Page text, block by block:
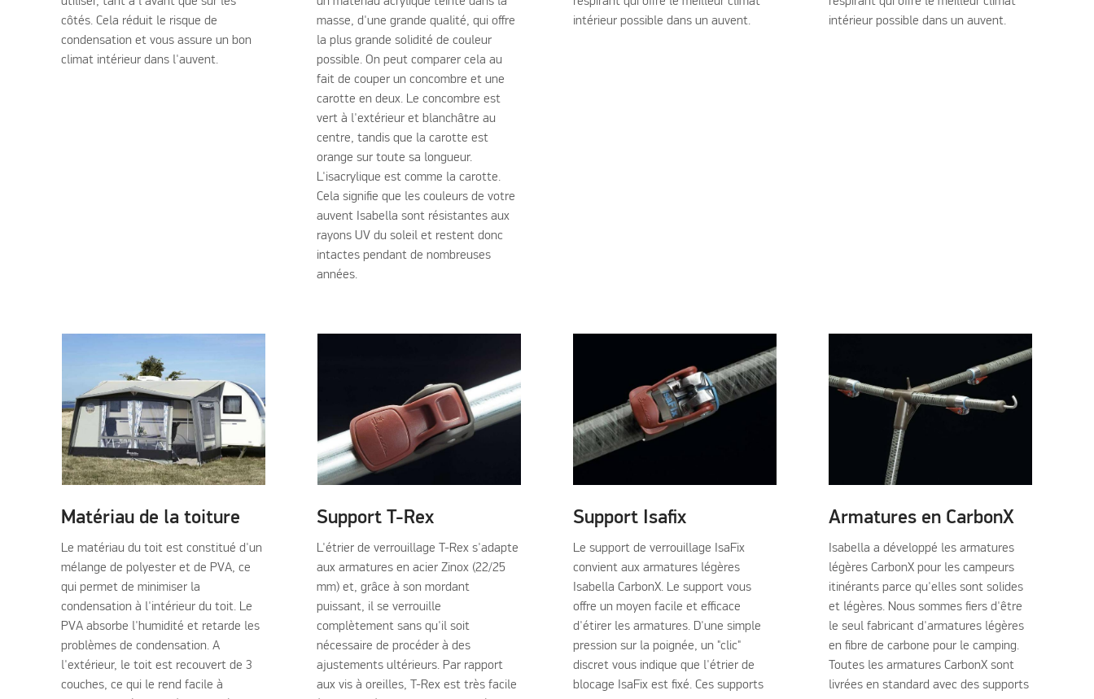
côtés. Cela réduit le risque de
condensation et vous assure un bon
climat intérieur dans l'auvent.
masse, d'une grande qualité, qui offre
la plus grande solidité de couleur
possible. On peut comparer cela au
fait de couper un concombre et une
carotte en deux. Le concombre est
vert à l'extérieur et blanchâtre au
centre, tandis que la carotte est
orange sur toute sa longueur.
L'isacrylique est comme la carotte.
Cela signifie que les couleurs de votre
auvent Isabella sont résistantes aux
rayons UV du soleil et restent donc
intactes pendant de nombreuses
années.
intérieur possible dans un auvent.
intérieur possible dans un auvent.
Matériau de la toiture
Le matériau du toit est constitué d'un
mélange de polyester et de PVA, ce
qui permet de minimiser la
condensation à l'intérieur du toit. Le
PVA absorbe l'humidité et retarde les
problèmes de condensation. A
l'extérieur, le toit est recouvert de 3
couches, ce qui le rend facile à
Support T-Rex
L'étrier de verrouillage T-Rex s'adapte
aux armatures en acier Zinox (22/25
mm) et, grâce à son mordant
puissant, il se verrouille
complètement sans qu'il soit
nécessaire de procéder à des
ajustements ultérieurs. Par rapport
aux vis à oreilles, T-Rex est très facile
Support Isafix
Le support de verrouillage IsaFix
convient aux armatures légères
Isabella CarbonX. Le support vous
offre un moyen facile et efficace
d'étirer les armatures. D'une simple
pression sur la poignée, un "clic"
discret vous indique que l'étrier de
blocage IsaFix est fixé. Ces supports
Armatures en CarbonX
Isabella a développé les armatures
légères CarbonX pour les campeurs
itinérants parce qu'elles sont solides
et légères. Nous sommes fiers d'être
le seul fabricant d'armatures légères
en fibre de carbone pour le camping.
Toutes les armatures CarbonX sont
livrées en standard avec des supports